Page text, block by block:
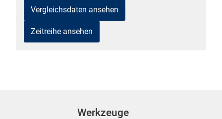
Vergleichsdaten ansehen
Zeitreihe ansehen
Werkzeuge